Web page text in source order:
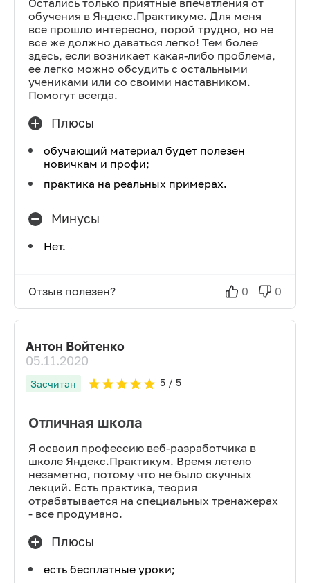
Остались только приятные впечатления от
обучения в Яндекс.Практикуме. Для меня
все прошло интересно, порой трудно, но не
все же должно даваться легко! Тем более
здесь, если возникает какая-либо проблема,
ее легко можно обсудить с остальными
учениками или со своими наставником.
Помогут всегда.
Плюсы
обучающий материал будет полезен
новичкам и профи;
практика на реальных примерах.
Минусы
Нет.
Отзыв полезен? 0 0
Антон Войтенко
05.11.2020
Засчитан 5/ 5
Отличная школа
Я освоил профессию веб-разработчика в
школе Яндекс.Практикум. Время летело
незаметно, потому что не было скучных
лекций. Есть практика, теория
отрабатывается на специальных тренажерах
- все продумано.
Плюсы
есть бесплатные уроки;